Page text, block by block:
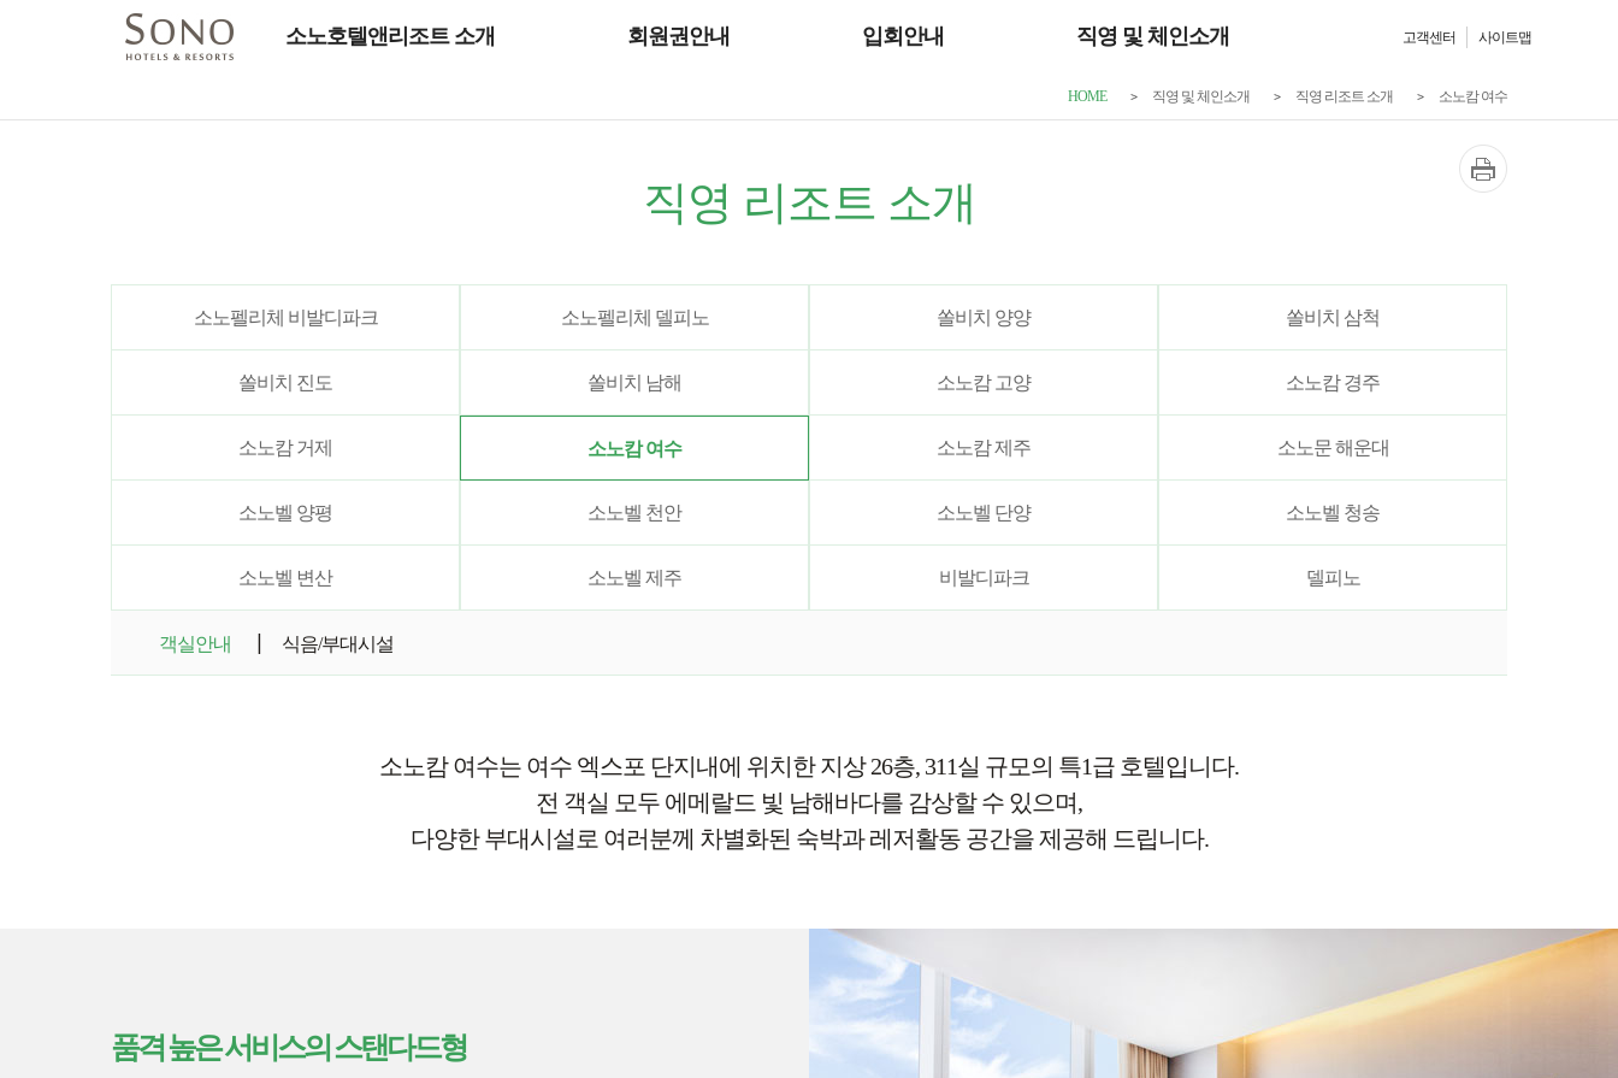
고객센터 사이트맵
소노호텔앤리조트 소개 회원권안내 입회안내 직영 및 체인소개
HOME 직영 및 체인소개 직영 리조트 소개 소노캄 여수
직영 리조트 소개
소노펠리체 비발디파크 소노펠리체 델피노 쏠비치 양양 쏠비치 삼척
쏠비치 진도 쏠비치 남해 소노캄 고양 소노캄 경주
소노캄 거제 소노캄 여수 소노캄 제주 소노문 해운대
소노벨 양평 소노벨 천안 소노벨 단양 소노벨 청송
소노벨 변산 소노벨 제주 비발디파크 델피노
객실안내 식음/부대시설
소노캄 여수는 여수 엑스포 단지내에 위치한 지상 26층, 311실 규모의 특1급 호텔입니다.
전 객실 모두 에메랄드 빛 남해바다를 감상할 수 있으며,
다양한 부대시설로 여러분께 차별화된 숙박과 레저활동 공간을 제공해 드립니다.
품격 높은 서비스의 스탠다드형